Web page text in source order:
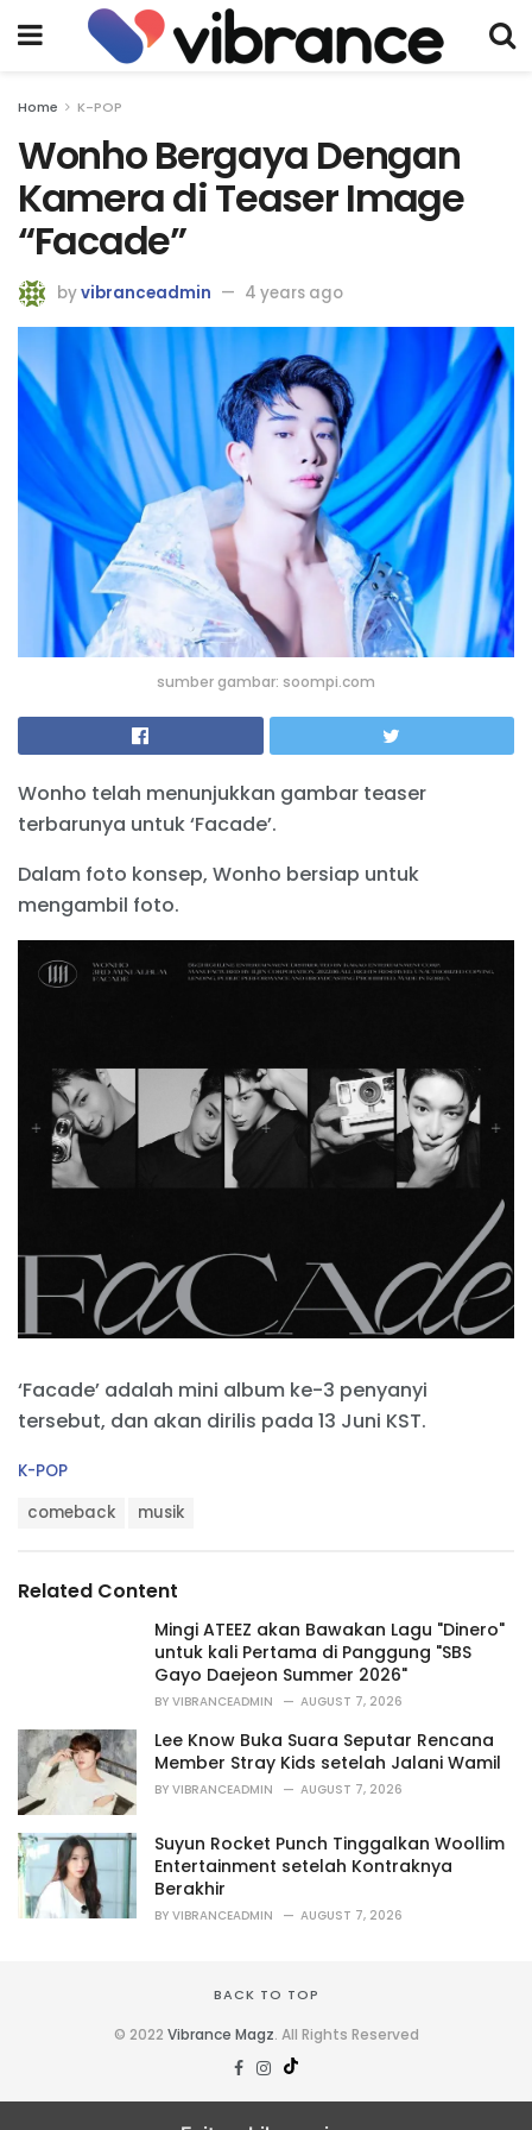
Home K-POP
Wonho Bergaya Dengan
Kamera di Teaser Image
“Facade”
byvibranceadmin 4 years ago
sumber gambar: soompi.com
Wonho telah menunjukkan gambar teaser
terbarunya untuk ‘Facade’.
Dalam foto konsep, Wonho bersiap untuk
mengambil foto.
‘Facade’ adalah mini album ke-3 penyanyi
tersebut, dan akan dirilis pada 13 Juni KST.
C
r
K-POP
:
comeback musik
Related Content
Mingi ATEEZ akan Bawakan Lagu "Dinero"
untuk kali Pertama di Panggung "SBS
Gayo Daejeon Summer 2026"
BY VIBRANCEADMIN AUGUST 7, 2026
Lee Know Buka Suara Seputar Rencana
Member Stray Kids setelah Jalani Wamil
BY VIBRANCEADMIN AUGUST 7, 2026
Suyun Rocket Punch Tinggalkan Woollim
Entertainment setelah Kontraknya
Berakhir
BY VIBRANCEADMIN AUGUST 7, 2026
BACK TO TOP
© 2022 Vibrance Magz. All Rights Reserved